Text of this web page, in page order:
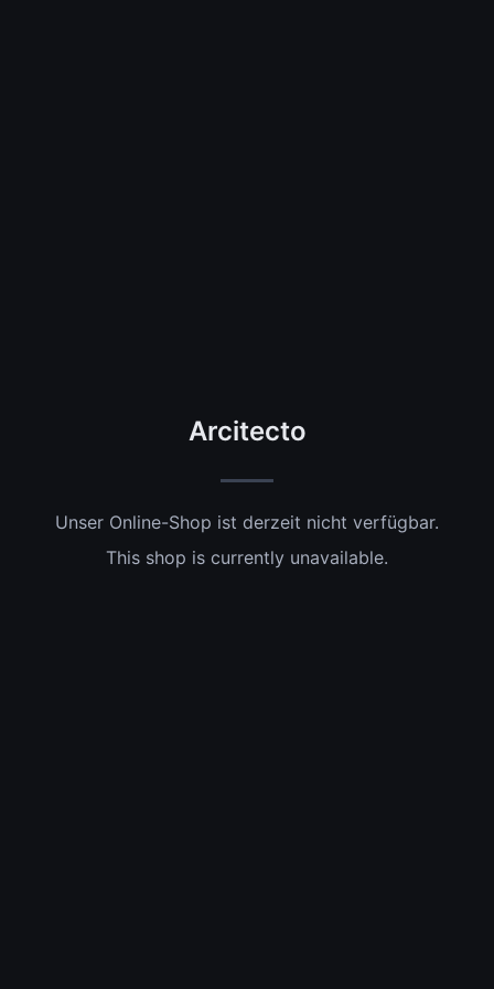
Arcitecto
Unser Online-Shop ist derzeit nicht verfügbar.
This shop is currently unavailable.